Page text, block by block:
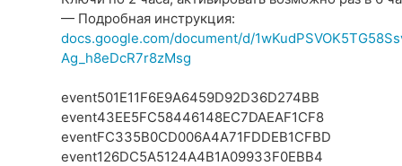
— Подробная инструкция:
docs.google.com/document/d/
Ag_h8eDcR7r8zMsg
event501E11F6E9A6459D92D36D274BB
event43EE5FC58446148EC7DAEAF1CF8
eventFC335B0CD006A4A71FDDEB1CFBD
event126DC5A5124A4B1A09933F0EBB4